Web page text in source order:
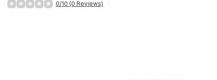
0/10 (0 Reviews)